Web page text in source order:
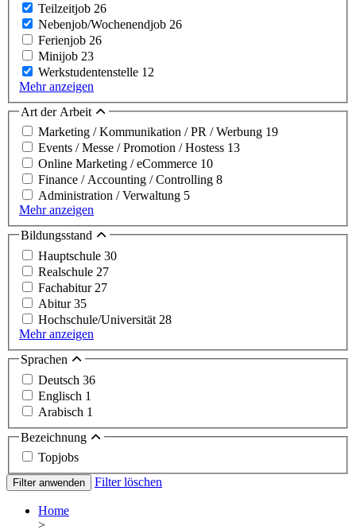
Teilzeitjob 26
Nebenjob/Wochenendjob 26
Ferienjob 26
Minijob 23
Werkstudentenstelle 12
Mehr anzeigen
Art der Arbeit
Marketing / Kommunikation / PR / Werbung 19
Events / Messe / Promotion / Hostess 13
Online Marketing / eCommerce 10
Finance / Accounting / Controlling 8
Administration / Verwaltung 5
Mehr anzeigen
Bildungsstand
Hauptschule 30
Realschule 27
Fachabitur 27
Abitur35
Hochschule/Universität 28
Mehr anzeigen
Sprachen
Deutsch 36
Englisch 1
Arabisch 1
Bezeichnung
Topjobs
Filter anwenden Filter löschen
Home
>